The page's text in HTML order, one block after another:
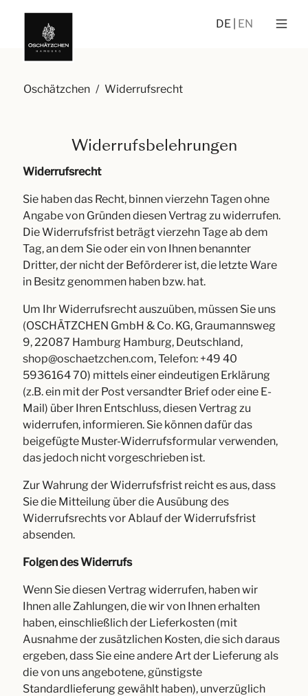
DE EN
Oschätzchen / Widerrufsrecht
Widerrufsbelehrungen
Widerrufsrecht
Sie haben das Recht, binnen vierzehn Tagen ohne
Angabe von Gründen diesen Vertrag zu widerrufen.
Die Widerrufsfrist beträgt vierzehn Tage ab dem
Tag, an dem Sie oder ein von Ihnen benannter
Dritter, der nicht der Beförderer ist, die letzte Ware
in Besitz genommen haben bzw. hat.
Um Ihr Widerrufsrecht auszuüben, müssen Sie uns
(OSCHÄTZCHEN GmbH & Co. KG, Graumannsweg
9, 22087 Hamburg Hamburg, Deutschland,
shop@oschaetzchen.com, Telefon: +49 40
5936164 70) mittels einer eindeutigen Erklärung
(z.B. ein mit der Post versandter Brief oder eine E-
Mail) über Ihren Entschluss, diesen Vertrag zu
widerrufen, informieren. Sie können dafür das
beigefügte Muster-Widerrufsformular verwenden,
das jedoch nicht vorgeschrieben ist.
Zur Wahrung der Widerrufsfrist reicht es aus, dass
Sie die Mitteilung über die Ausübung des
Widerrufsrechts vor Ablauf der Widerrufsfrist
absenden.
Folgen des Widerrufs
Wenn Sie diesen Vertrag widerrufen, haben wir
Ihnen alle Zahlungen, die wir von Ihnen erhalten
haben, einschließlich der Lieferkosten (mit
Ausnahme der zusätzlichen Kosten, die sich daraus
ergeben, dass Sie eine andere Art der Lieferung als
die von uns angebotene, günstigste
Standardlieferung gewählt haben), unverzüglich